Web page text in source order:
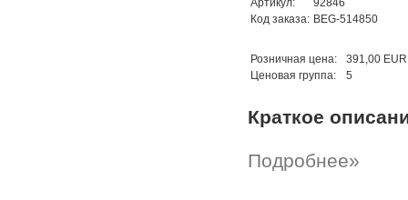
Артикул:
92846
Код заказа: BEG-514850
Розничная цена:
391,00 EUR
Ценовая группа:
5
Краткое
Подробнее»